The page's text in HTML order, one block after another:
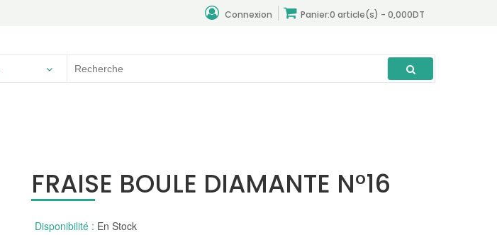
Connexion Panier:0 article(s) - 0,000DT
FRAISE BOULE DIAMANTE N°16
Disponibilité : En Stock